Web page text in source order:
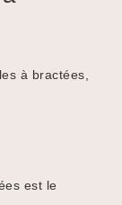
à bractées,
est le